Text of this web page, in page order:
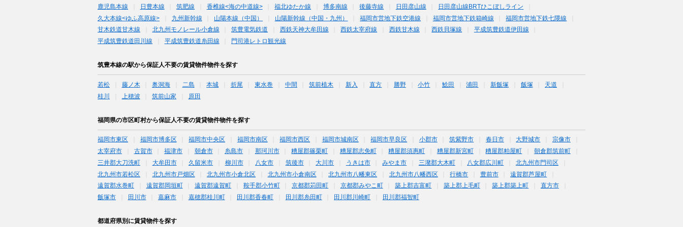
鹿児島本線 日豊本線 筑肥線 香椎線<海の中道線> 福北ゆたか線 博多南線 後藤寺線 日田彦山線
日田彦山線BRTひこぼしライン
久大本線<ゆふ高原線>
九州新幹線 山陽本線（中国） 山陽新幹線（中国・九州） 福岡市営地下鉄空港線 福岡市営地下鉄箱崎線
福岡市営地下鉄七隈線
甘木鉄道甘木線
北九州モノレール小倉線 筑豊電気鉄道 西鉄天神大牟田線 西鉄太宰府線 西鉄甘木線 西鉄貝塚線
平成筑豊鉄道伊田線
平成筑豊鉄道田川線
平成筑豊鉄道糸田線 門司港レトロ観光線
筑豊本線の駅から保証人不要の賃貸物件物件を探す
若松 藤ノ木 奥洞海 二島 本城 折尾 東水巻 中間 筑前植木 新入 直方 勝野 小竹 鯰田 浦田 新飯塚 飯塚
天道
桂川
上穂波 筑前山家 原田
福岡県の市区町村から保証人不要の賃貸物件物件を探す
福岡市東区 福岡市博多区 福岡市中央区 福岡市南区 福岡市西区 福岡市城南区 福岡市早良区 小郡市 筑紫野市 春日市 大野城市
宗像市
太宰府市
古賀市 福津市 朝倉市 糸島市 那珂川市 糟屋郡篠栗町 糟屋郡志免町 糟屋郡須惠町 糟屋郡新宮町 糟屋郡粕屋町
朝倉郡筑前町
三井郡大刀洗町
大牟田市 久留米市 柳川市 八女市 筑後市 大川市 うきは市 みやま市 三潴郡大木町 八女郡広川町
北九州市門司区
北九州市若松区
北九州市戸畑区 北九州市小倉北区 北九州市小倉南区 北九州市八幡東区 北九州市八幡西区 行橋市 豊前市
遠賀郡芦屋町
遠賀郡水巻町
遠賀郡岡垣町 遠賀郡遠賀町 鞍手郡小竹町 京都郡苅田町 京都郡みやこ町 築上郡吉富町 築上郡上毛町 築上郡築上町
直方市
飯塚市
田川市 嘉麻市 嘉穂郡桂川町 田川郡香春町 田川郡糸田町 田川郡川崎町 田川郡福智町
都道府県別に賃貸物件を探す